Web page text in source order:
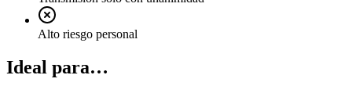
Alto riesgo personal
Ideal para…